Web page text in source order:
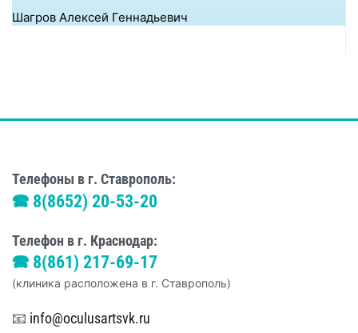
Шагров Алексей Геннадьевич
Телефоны в г. Ставрополь:
🕿 8(8652) 20-53-20
Телефон в г. Краснодар:
🕿 8(861) 217-69-17
(клиника расположена в г. Ставрополь)
📧 info@oculusartsvk.ru